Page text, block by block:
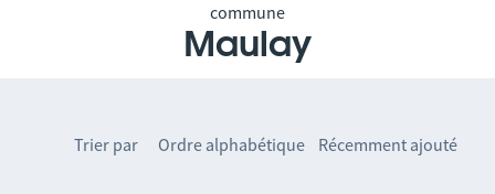
commune
Maulay
Trier par Ordre alphabétique Récemment ajouté